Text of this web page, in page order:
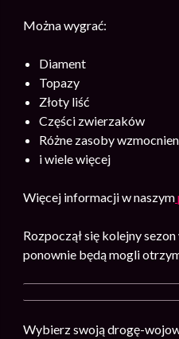
Można wygrać:
Diament
Topazy
Złoty liść
Części zwierzaków
Różne zasoby
i wiele więcej
Więcej informacji w naszym
Rozpoczął się kolejny
ponownie będą mogli
Wybierz swoją drogę-